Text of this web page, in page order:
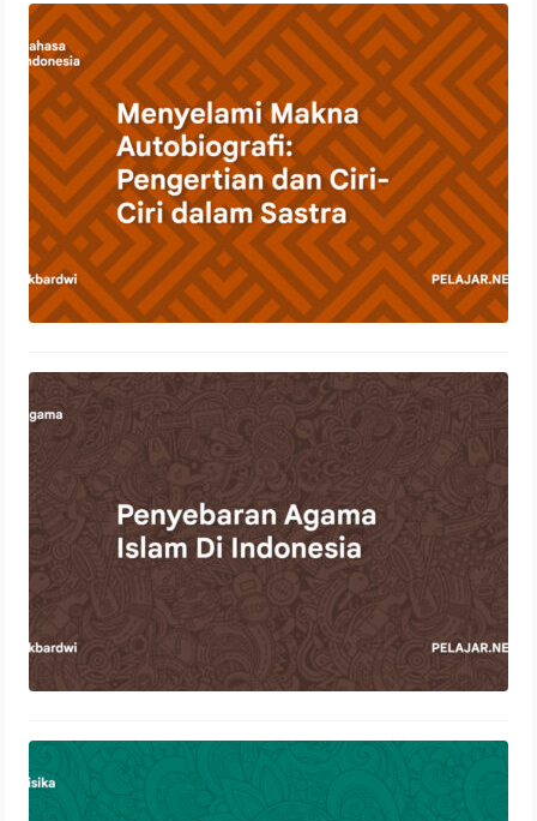
Menyelami Makna Autobiografi:
Pengertian dan Ciri-Ciri dalam Sastra
23 Oktober 2023
Penyebaran Agama Islam Di
Indonesia
22 Oktober 2023
21 Oktober 2023